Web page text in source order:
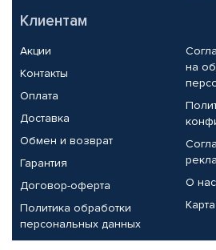
Клиентам
Акции
Контакты
Оплата
Доставка
Обмен и возврат
Гарантия
Договор-оферта
Политика обработки
персональных данных
на
О нас